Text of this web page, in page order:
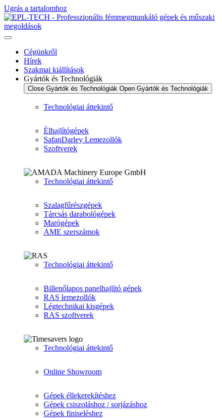
Ugrás a tartalomhoz
Cégünkről
Hírek
Szakmai kiállítások
Gyártók és Technológiák
Close Gyártók és Technológiák Open Gyártók és Technológiák
Technológiai áttekintő
Élhajlítógépek
SafanDarley Lemezollók
Szoftverek
Technológiai áttekintő
Szalagfűrészgépek
Tárcsás darabológépek
Marógépek
AME szerszámok
Technológiai áttekintő
Billenőlapos panelhajlító gépek
RAS lemezollók
Légtechnikai kisgépek
RAS szoftverek
Technológiai áttekintő
Online Showroom
Gépek éllekerekítéshez
Gépek csiszoláshoz / sorjázáshoz
Gépek finiseléshez